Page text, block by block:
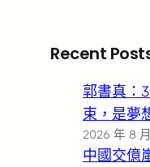
Recent
郭書真：
束，是夢
2026 年 8
中國交億